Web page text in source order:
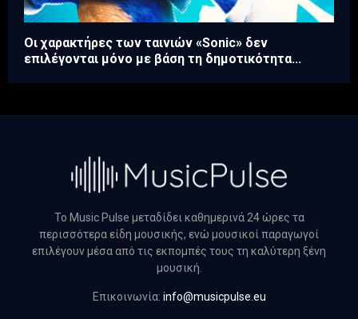
Οι χαρακτήρες των ταινιών «Sonic» δεν
επιλέγονται μόνο με βάση τη δημοτικότητα...
Το Music Pulse μεταδίδει καθημερινά 24 ώρες τα
περισσότερα είδη μουσικής, ενώ μουσικοί παραγωγοί
επιλέγουν μέσα από τις εκπομπές τους τη καλύτερη ξένη
μουσική.
Επικοινωνία: info@musicpulse.eu